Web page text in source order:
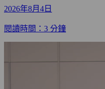
2026年8月4日
閱讀時間：3 分鐘